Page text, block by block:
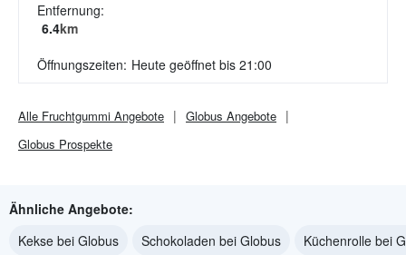
Entfernung:
6.4km
Öffnungszeiten: Heute geöffnet bis 21:00
Alle Fruchtgummi Angebote Globus Angebote
Globus Prospekte
Ähnliche Angebote:
Kekse bei Globus
Schokoladen bei Globus Küchenrolle bei